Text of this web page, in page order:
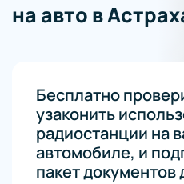
на авто в
Бесплатно
узаконить
радиостанции на
автомобиле, и
пакет